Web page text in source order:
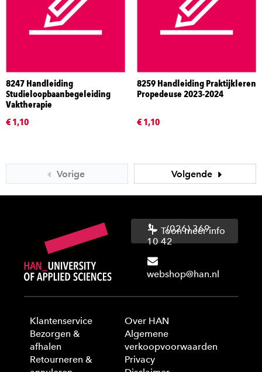
8247 Handleiding
Studieloopbaanbegeleiding
Vaktherapie
€ 1,10
8259 Handleiding Praktijkleren
Propedeuse 2023-2024
€ 1,10
Vorige Volgende
(026) 369
10 42
webshop@han.nl
Toon meer info
Klantenservice
Bezorgen &
afhalen
Retourneren &
Over HAN
Algemene
verkoopvoorwaarden
Privacy